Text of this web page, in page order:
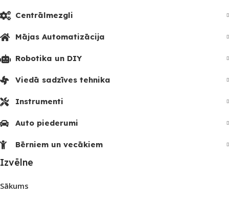
Centrālmezgli
Mājas Automatizācija
Robotika un DIY
Viedā sadzīves tehnika
Instrumenti
Auto piederumi
Bērniem un vecākiem
Izvēlne
Sākums